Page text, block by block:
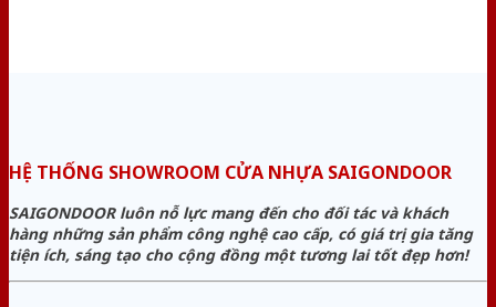
HỆ THỐNG SHOWROOM CỬA NHỰA SAIGONDOOR
SAIGONDOOR luôn nỗ lực mang đến cho đối tác và khách
hàng những sản phẩm công nghệ cao cấp, có giá trị gia tăng
tiện ích, sáng tạo cho cộng đồng một tương lai tốt đẹp hơn!